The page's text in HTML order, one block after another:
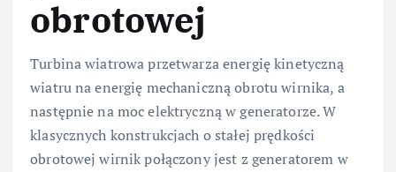
obrotowej
Turbina wiatrowa przetwarza energię kinetyczną
wiatru na energię mechaniczną obrotu wirnika, a
następnie na moc elektryczną w generatorze. W
klasycznych konstrukcjach o stałej prędkości
obrotowej wirnik połączony jest z generatorem w